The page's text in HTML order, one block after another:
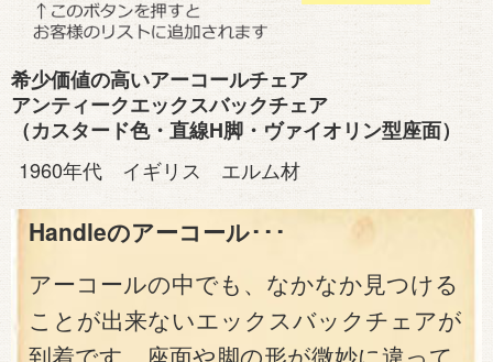
希少価値の高いアーコールチェア
アンティークエックスバックチェア
（カスタード色・直線H脚・ヴァイオリン型座面）
1960年代 イギリス エルム材
Handleのアーコール･･･
アーコールの中でも、なかなか見つける
ことが出来ないエックスバックチェアが